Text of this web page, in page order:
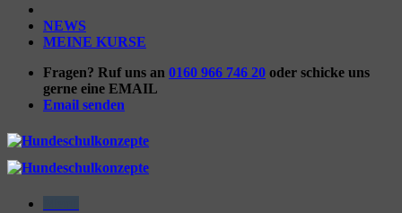
NEWS
MEINE KURSE
Fragen? Ruf uns an 0160 966 746 20 oder schicke uns
gerne eine EMAIL
Email senden